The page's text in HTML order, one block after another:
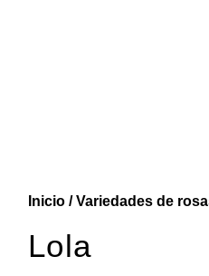
Inicio /Variedades de
Lola